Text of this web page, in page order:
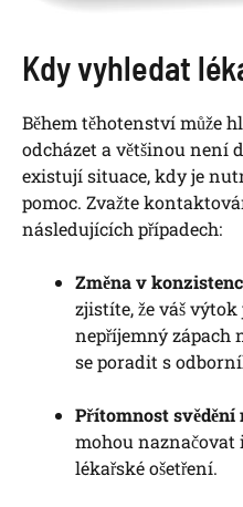
Kdy vyhledat
Během těhotenství může
odcházet a většinou není
existují situace, kdy je
pomoc. Zvažte
následujících případech:
Změna v
zjistíte, že váš
nepříjemný zápach
se poradit s
Přítomnost svědění
mohou
lékařské ošetření.